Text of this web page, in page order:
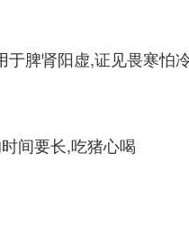
脾肾阳虚,证见畏寒怕
间要长,吃猪心喝